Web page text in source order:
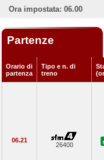
Ora impostata: 06.00
Partenze
Orario di
partenza
Tipo e n. di
treno
06.21
26400